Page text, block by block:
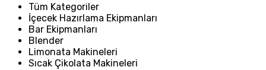
Tüm Kategoriler
İçecek Hazırlama Ekipmanları
Bar Ekipmanları
Blender
Limonata Makineleri
Sıcak Çikolata Makineleri